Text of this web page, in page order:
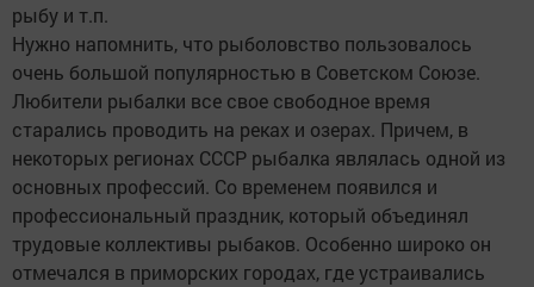
рыбу и т.п.
Нужно напомнить, что рыболовство пользовалось
очень большой популярностью в Советском Союзе.
Любители рыбалки все свое свободное время
старались проводить на реках и озерах. Причем, в
некоторых регионах СССР рыбалка являлась одной из
основных профессий. Со временем появился и
профессиональный праздник, который объединял
трудовые коллективы рыбаков. Особенно широко он
отмечался в приморских городах, где устраивались